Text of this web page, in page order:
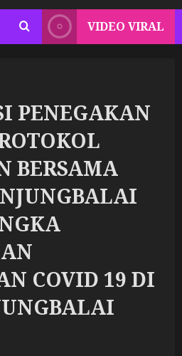
VIDEO VIRAL
PENEGAKAN
BERSAMA
COVID 19 DI